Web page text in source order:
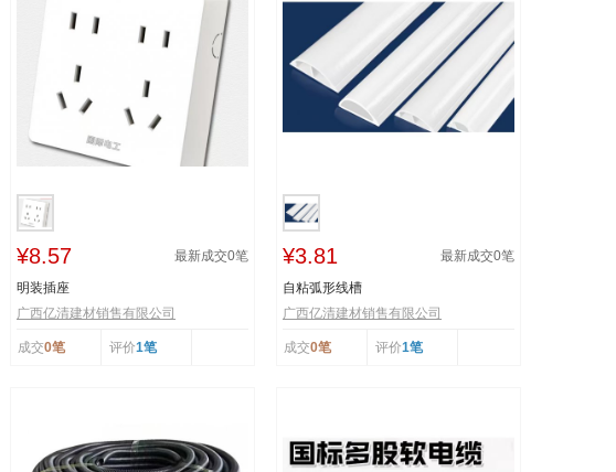
¥8.57 最新成交0笔
明装插座
广西亿清建材销售有限公司
成交0笔 评价1笔
¥3.81 最新成交0笔
自粘弧形线槽
广西亿清建材销售有限公司
成交0笔 评价1笔